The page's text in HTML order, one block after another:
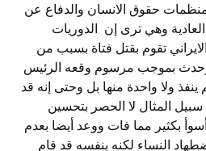
حقوق الانسان والدفاع عن
وهي ترى إن الدوريات
تقوم بقتل فتاة بسبب من
وحدث بموجب مرسوم وقعه الرئيس
لم ينفذ ولا واحدة منها بل وحتى إنه قد
المثال لا الحصر بتحسين
بکثير مما فات ووعد أيضا بعدم
النساء لکنه بنفسه قد قام